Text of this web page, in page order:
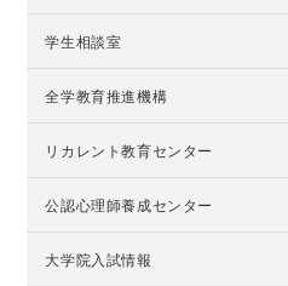
学生相談室
全学教育推進機構
リカレント教育センター
公認心理師養成センター
大学院入試情報